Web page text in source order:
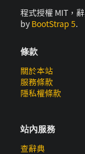
程式授權 MIT，
by BootStrap 5.
條款
關於本站
服務條款
隱私權條款
站內服務
查辭典